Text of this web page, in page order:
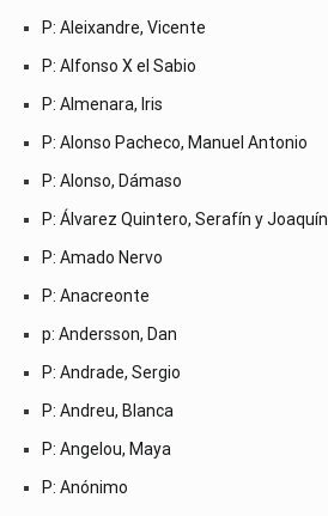
P: Aleixandre, Vicente
P: Alfonso X el Sabio
P: Almenara, Iris
P: Alonso Pacheco, Manuel Antonio
P: Alonso, Dámaso
P: Álvarez Quintero, Serafín y Joaquín
P: Amado Nervo
P: Anacreonte
p: Andersson, Dan
P: Andrade, Sergio
P: Andreu, Blanca
P: Angelou, Maya
P: Anónimo